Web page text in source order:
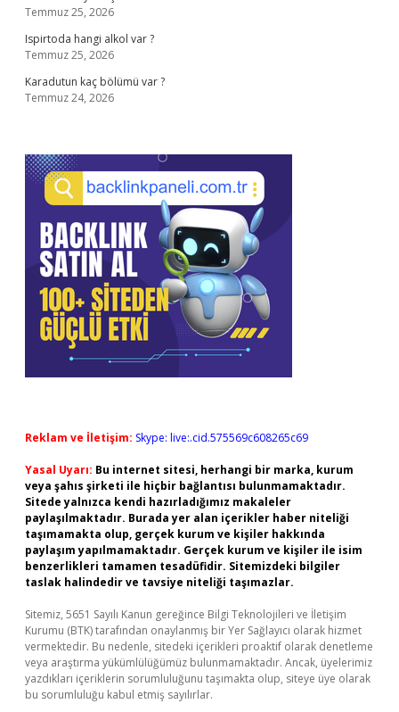
Temmuz 25, 2026
Ispirtoda hangi alkol var ?
Temmuz 25, 2026
Karadutun kaç bölümü var ?
Temmuz 24, 2026
Reklam ve İletişim: Skype: live:.cid.575569c608265c69
Yasal Uyarı: Bu internet sitesi, herhangi bir marka, kurum
veya şahıs şirketi ile hiçbir bağlantısı bulunmamaktadır.
Sitede yalnızca kendi hazırladığımız makaleler
paylaşılmaktadır. Burada yer alan içerikler haber niteliği
taşımamakta olup, gerçek kurum ve kişiler hakkında
paylaşım yapılmamaktadır. Gerçek kurum ve kişiler ile isim
benzerlikleri tamamen tesadüfidir. Sitemizdeki bilgiler
taslak halindedir ve tavsiye niteliği taşımazlar.
Sitemiz, 5651 Sayılı Kanun gereğince Bilgi Teknolojileri ve İletişim
Kurumu (BTK) tarafından onaylanmış bir Yer Sağlayıcı olarak hizmet
vermektedir. Bu nedenle, sitedeki içerikleri proaktif olarak denetleme
veya araştırma yükümlülüğümüz bulunmamaktadır. Ancak, üyelerimiz
yazdıkları içeriklerin sorumluluğunu taşımakta olup, siteye üye olarak
bu sorumluluğu kabul etmiş sayılırlar.